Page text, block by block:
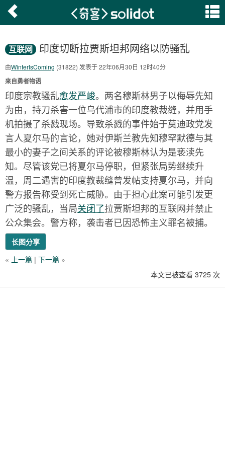
互联网 印度切断拉贾斯坦邦网络以防骚乱
由WinterIsComing (31822) 发表于 22年06月30日 12时40分
来自勇者物语
印度宗教骚乱愈发严峻。两名穆斯林男子以侮辱先知
为由，持刀杀害一位乌代浦市的印度教裁缝，并用手
机拍摄了杀戮现场。导致杀戮的事件始于莫迪政党发
言人夏尔马的言论，她对伊斯兰教先知穆罕默德与其
最小的妻子之间关系的评论被穆斯林认为是亵渎先
知。尽管该党已将夏尔马停职，但紧张局势继续升
温，周二遇害的印度教裁缝曾发帖支持夏尔马，并向
警方报告称受到死亡威胁。由于担心此案可能引发更
广泛的骚乱，当局关闭了拉贾斯坦邦的互联网并禁止
公众集会。警方称，袭击者已因恐怖主义罪名被捕。
长图分享
« 上一篇 | 下一篇 »
本文已被查看 3725 次